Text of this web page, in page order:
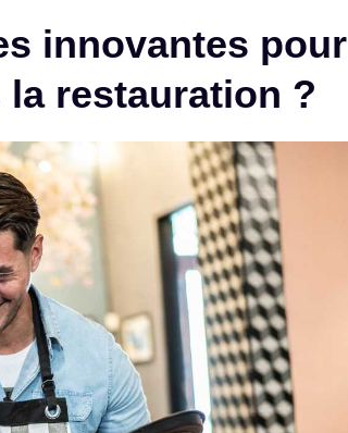
innovantes pour
restauration ?